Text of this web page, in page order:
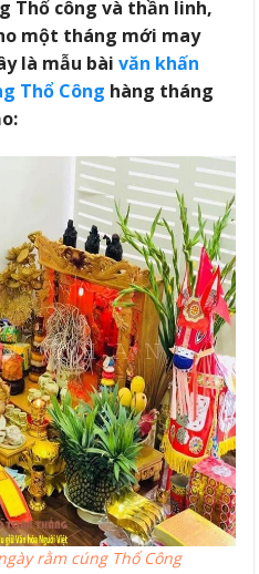
Thổ công và thần linh,
một tháng mới may
là mẫu bài văn khấn
Thổ Công hàng tháng
rằm cúng Thổ Công